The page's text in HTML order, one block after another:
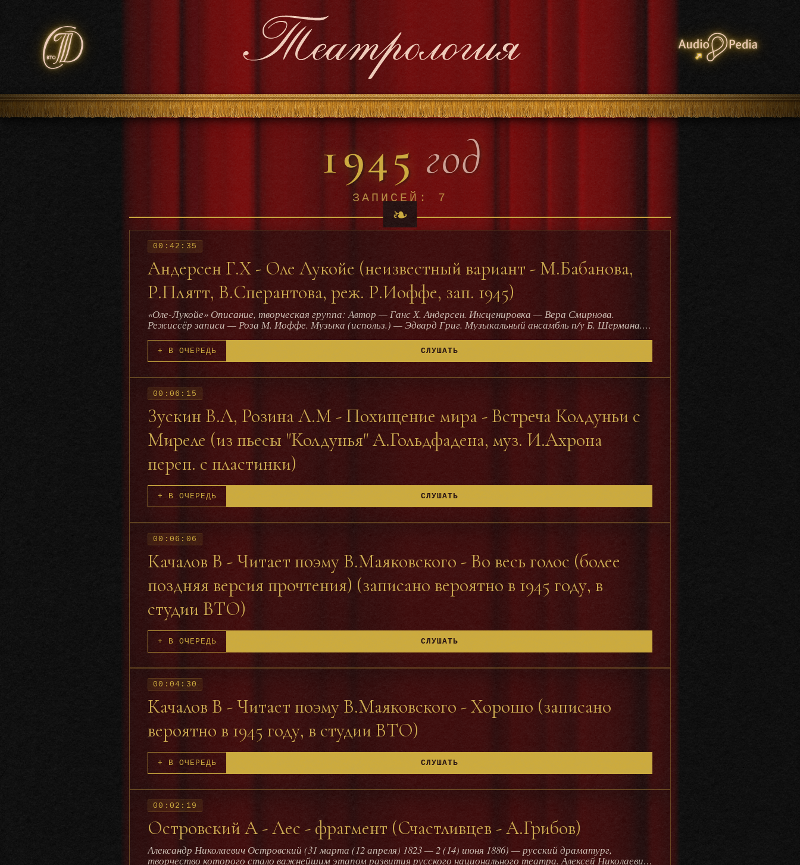
1945 год
ЗАПИСЕЙ: 7
Андерсен Г.Х - Оле Лукойе (неизвестный вариант - М.Бабанова,
Р.Плятт, В.Сперантова, реж. Р.Иоффе, зап. 1945)
«Оле-Лукойе» Описание, творческая группа: Автор — Ганс Х. Андерсен. Инсценировка — Вера Смирнова.
Режиссёр записи — Роза М. Иоффе. Музыка (использ.) — Эдвард Григ. Музыкальный ансамбль п/у Б. Шермана.
И. Бабанова; Гиальмар — Валентина А. Сперантова; Грифель / Аист / Оловянный солдатик — Владимир В.
Грибков; буквы / куры / утки — Наталья Д. Львова, Антонина А. Ильина (зн. Антонида); Индюк / Кресло — Леонид
радиопостановка, спектакль, проза Год записи: 1945 Длительность: 42,35
00:42:35
+ В ОЧЕРЕДЬ СЛУШАТЬ
Зускин В.Л, Розина Л.М - Похищение мира - Встреча Колдуньи с
Миреле (из пьесы "Колдунья" А.Гольдфадена, муз. И.Ахрона
переп. с пластинки)
00:06:15
+ В ОЧЕРЕДЬ СЛУШАТЬ
Качалов В - Читает поэму В.Маяковского - Во весь голос (более
поздняя версия прочтения) (записано вероятно в 1945 году, в
студии ВТО)
00:06:06
+ В ОЧЕРЕДЬ СЛУШАТЬ
Качалов В - Читает поэму В.Маяковского - Хорошо (записано
вероятно в 1945 году, в студии ВТО)
00:04:30
+ В ОЧЕРЕДЬ СЛУШАТЬ
Островский А - Лес - фрагмент (Счастливцев - А.Грибов)
Александр Николаевич Островский (31 марта (12 апреля) 1823 — 2 (14) июня 1886) — русский драматург,
творчество которого стало важнейшим этапом развития русского национального театра. Алексей Николаевич
00:02:19